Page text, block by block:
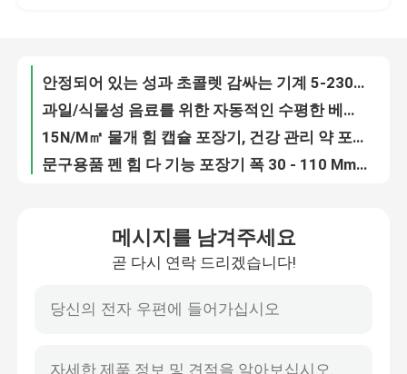
품질 관리
연락주세요
수평선상 곤포기
자동 먹이 곤포기
하드웨어 곤포기
메시지를 남겨주세요
곧 다시 연락 드리겠습니다!